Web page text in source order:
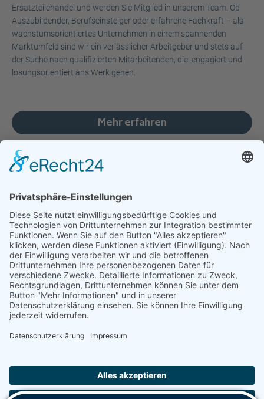
Ersatzteilehandel und werden Sie Mitglied in unserem Team. Ob
Auszubildender, Berufseinsteiger oder erfahrene Fachkraft – als
wachstumsorientiertes Unternehmen in einem spannenden
Marktumfeld sind wir ein verlässlicher Arbeitgeber und stets auf
der Suche nach qualifizierten Mitarbeitenden, die engagiert und
lösungsorientiert ans Werk gehen.
Mehr erfahren
© 2026 Copyright - Hans Pries GmbH & Co. KG
Impressum
AGB
Downloads